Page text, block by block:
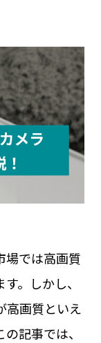
掛け社会
ラ
屋外カメラ
場では高画質
。しかし、
高画質といえ
記事では、